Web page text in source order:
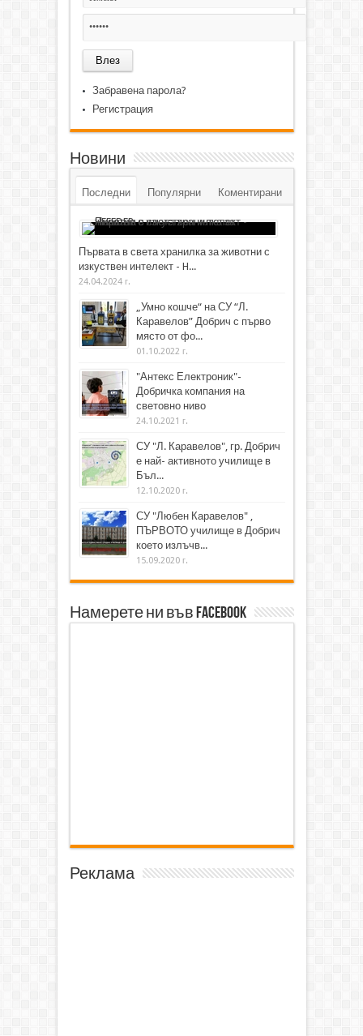
Забравена парола?
Регистрация
Новини
Последни Популярни Коментирани
Първата в света хранилка за животни с
изкуствен интелект - H...
24.04.2024 г.
„Умно кошче“ на СУ “Л.
Каравелов” Добрич с първо
място от фо...
01.10.2022 г.
"Антекс Електроник"-
Добричка компания на
световно ниво
24.10.2021 г.
СУ "Л. Каравелов", гр. Добрич
е най- активното училище в
Бъл...
12.10.2020 г.
СУ "Любен Каравелов" ,
ПЪРВОТО училище в Добрич
което излъчв...
15.09.2020 г.
Намерете ни във Facebook
Реклама